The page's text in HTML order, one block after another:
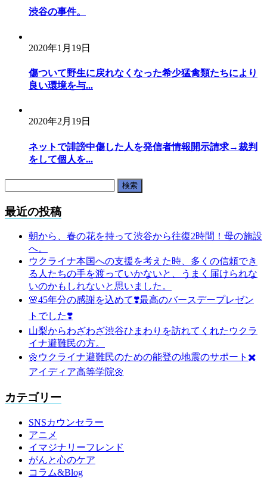
渋谷の事件。
2020年1月19日
傷ついて野生に戻れなくなった希少猛禽類たちにより
良い環境を与...
2020年2月19日
ネットで誹謗中傷した人を発信者情報開示請求→裁判
をして個人を...
最近の投稿
朝から、春の花を持って渋谷から往復2時間！母の施設
へ。
ウクライナ本国への支援を考えた時、多くの信頼でき
る人たちの手を渡っていかないと、うまく届けられな
いのかもしれないと思いました。
🌸45年分の感謝を込めて❣️最高のバースデープレゼン
トでした❣️
山梨からわざわざ渋谷ひまわりを訪れてくれたウクラ
イナ避難民の方。
🌼ウクライナ避難民のための能登の地震のサポート✖️
アイディア高等学院🌼
カテゴリー
SNSカウンセラー
アニメ
イマジナリーフレンド
がんと心のケア
コラム&Blog